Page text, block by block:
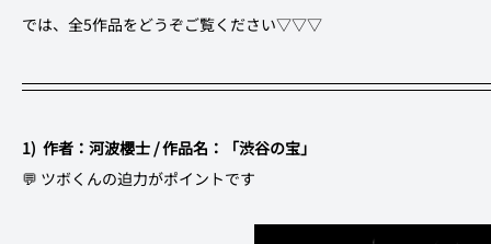
では、全5作品をどうぞご覧ください▽▽▽
1)  作者：河波櫻士 / 作品名：「渋谷の宝」
💬 ツボくんの迫力がポイントです